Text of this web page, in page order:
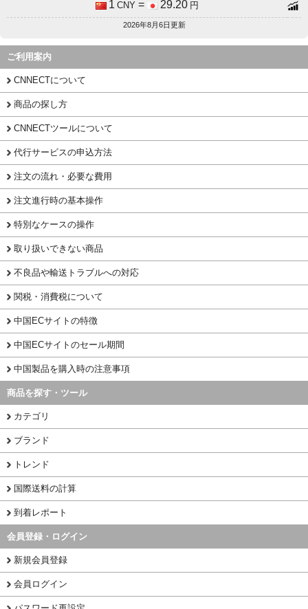
1 CNY = 29.20 円
2026年8月6日更新
ご利用案内
CNNECTについて
商品の探し方
CNNECTツールについて
代行サービスの申込方法
注文の流れ・必要な費用
注文進行時の基本操作
特別なケースの操作
取り扱いできない商品
不良品や輸送トラブルへの対応
関税・消費税について
中国ECサイトの特徴
中国ECサイトのセール期間
中国製品を購入時の注意事項
商品を探す・ツール
カテゴリ
ブランド
トレンド
国際送料の計算
到着レポート
会員登録・ログイン
新規会員登録
会員ログイン